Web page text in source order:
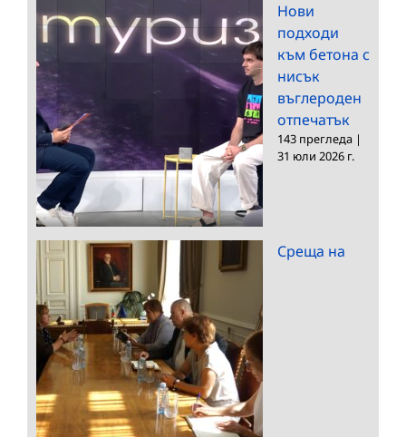
Нови
подходи
към бетона с
нисък
въглероден
отпечатък
143 прегледа |
31 юли 2026 г.
Среща на